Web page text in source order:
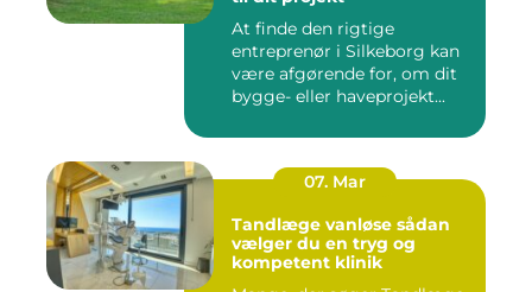
At finde den rigtige
entreprenør i Silkeborg kan
være afgørende for, om dit
bygge- eller haveprojekt...
07. Mar
Tandlæge vanløse sådan
vælger du en tryg og
kompetent klinik